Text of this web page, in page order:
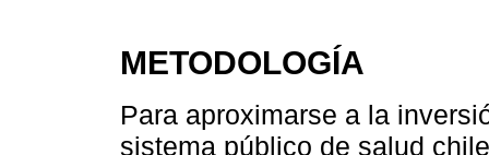
METODOLOGÍA
Para aproximarse a la
sistema público de salud